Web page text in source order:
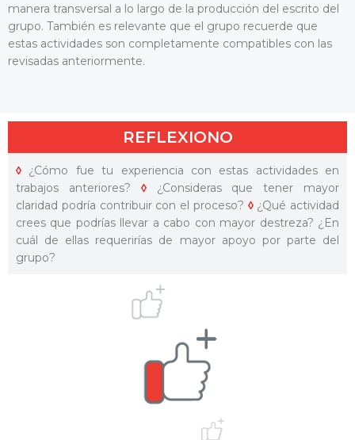
manera transversal a lo largo de la producción del escrito del
grupo. También es relevante que el grupo recuerde que
estas actividades son completamente compatibles con las
revisadas anteriormente.
REFLEXIONO
◊ ¿Cómo fue tu experiencia con estas actividades en
trabajos anteriores? ◊
¿Consideras que tener mayor
claridad podría contribuir con el proceso? ◊ ¿Qué actividad
crees que podrías llevar a cabo con mayor destreza? ¿En
cuál de ellas requerirías de mayor apoyo por parte del
grupo?